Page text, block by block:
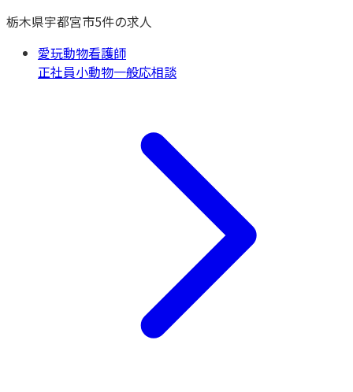
栃木県宇都宮市5件の求人
愛玩動物看護師
正社員小動物一般応相談